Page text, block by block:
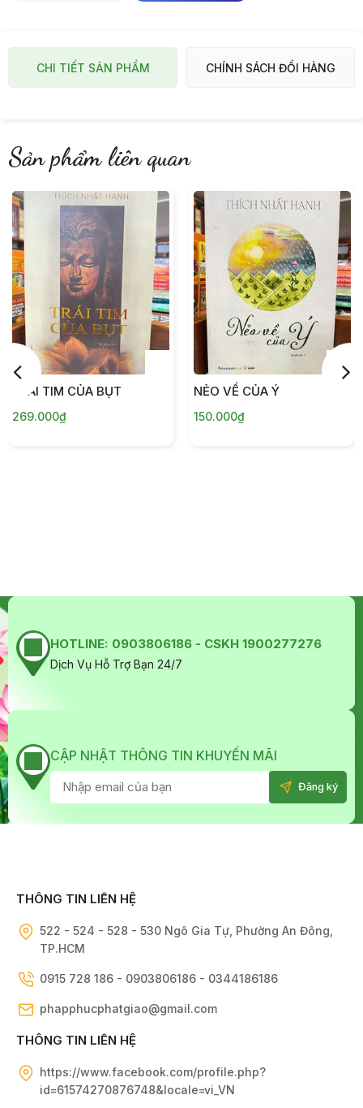
CHI TIẾT SẢN PHẨM CHÍNH SÁCH ĐỔI HÀNG
Sản phẩm liên quan
TRÁI TIM CỦA BỤT
269.000₫
NẺO VỀ CỦA Ý
150.000₫
HOTLINE: 0903806186 - CSKH 1900277276
Dịch Vụ Hỗ Trợ Bạn 24/7
CẬP NHẬT THÔNG TIN KHUYẾN MÃI
THÔNG TIN LIÊN HỆ
522 - 524 - 528 - 530 Ngô Gia Tự, Phường An Đông,
TP.HCM
0915 728 186 - 0903806186 - 0344186186
phapphucphatgiao@gmail.com
THÔNG TIN LIÊN HỆ
https://www.facebook.com/profile.php?
id=61574270876748&locale=vi_VN